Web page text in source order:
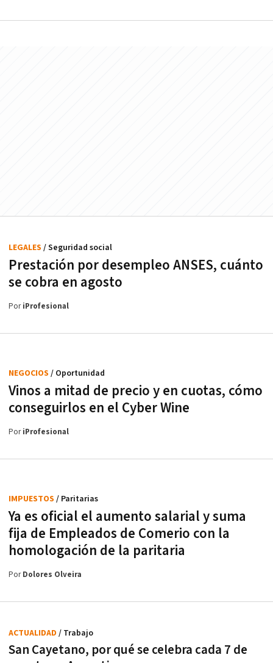
Prestación por desempleo ANSES, cuánto
se cobra en agosto
LEGALES / Seguridad social
PoriProfesional
Vinos a mitad de precio y en cuotas, cómo
conseguirlos en el Cyber Wine
NEGOCIOS / Oportunidad
PoriProfesional
Ya es oficial el aumento salarial y suma
fija de Empleados de Comerio con la
homologación de la paritaria
IMPUESTOS / Paritarias
PorDolores Olveira
San Cayetano, por qué se celebra cada 7 de
ACTUALIDAD / Trabajo